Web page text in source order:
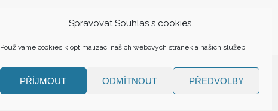
Spravovat Souhlas s cookies
Používáme cookies k optimalizaci našich webových stránek a našich služeb.
PŘÍJMOUT ODMÍTNOUT PŘEDVOLBY